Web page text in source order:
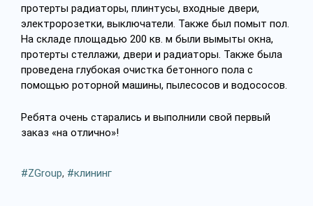
протерты радиаторы, плинтусы, входные двери,
электророзетки, выключатели. Также был помыт пол.
На складе площадью 200 кв. м были вымыты окна,
протерты стеллажи, двери и радиаторы. Также была
проведена глубокая очистка бетонного пола с
помощью роторной машины, пылесосов и водососов.
Ребята очень старались и выполнили свой первый
заказ «на отлично»!
ZGroup, клининг